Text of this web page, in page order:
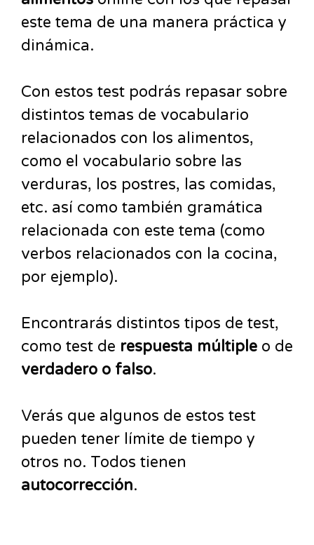
este tema de una manera práctica y
dinámica.
Con estos test podrás repasar sobre
distintos temas de vocabulario
relacionados con los alimentos,
como el vocabulario sobre las
verduras, los postres, las comidas,
etc. así como también gramática
relacionada con este tema (como
verbos relacionados con la cocina,
por ejemplo).
Encontrarás distintos tipos de test,
como test de respuesta múltiple o de
verdadero o falso.
Verás que algunos de estos test
pueden tener límite de tiempo y
otros no. Todos tienen
autocorrección.